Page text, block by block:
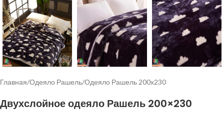
Главная/Одеяло Рашель/Одеяло Рашель 200x230
Двухслойное одеяло Рашель 200×230